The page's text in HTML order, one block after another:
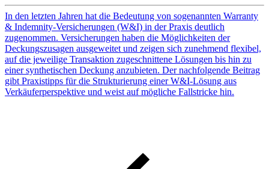
In den letzten Jahren hat die Bedeutung von sogenannten Warranty
& Indemnity-Versicherungen (W&I) in der Praxis deutlich
zugenommen. Versicherungen haben die Möglichkeiten der
Deckungszusagen ausgeweitet und zeigen sich zunehmend flexibel,
auf die jeweilige Transaktion zugeschnittene Lösungen bis hin zu
einer synthetischen Deckung anzubieten. Der nachfolgende Beitrag
gibt Praxistipps für die Strukturierung einer W&I-Lösung aus
Verkäuferperspektive und weist auf mögliche Fallstricke hin.